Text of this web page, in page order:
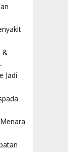
&
Jadi